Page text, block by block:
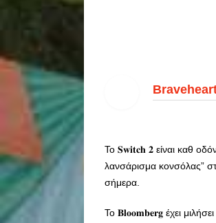
Το 𝐒𝐰𝐢𝐭𝐜𝐡 𝟐 είναι καθ
λανσάρισμα κονσόλας”
σήμερα.
Το 𝐁𝐥𝐨𝐨𝐦𝐛𝐞𝐫𝐠 έχει